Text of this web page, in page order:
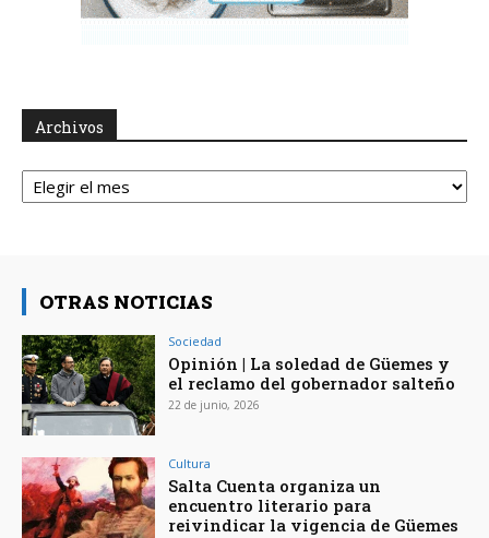
Archivos
Archivos
OTRAS NOTICIAS
Sociedad
Opinión | La soledad de Güemes y
el reclamo del gobernador salteño
22 de junio, 2026
Cultura
Salta Cuenta organiza un
encuentro literario para
reivindicar la vigencia de Güemes